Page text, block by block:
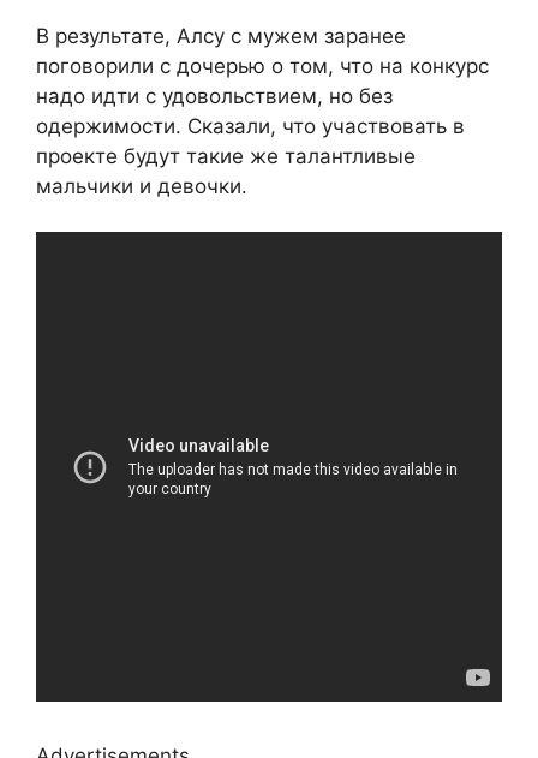
В результате, Алсу с мужем заранее
поговорили с дочерью о том, что на конкурс
надо идти с удовольствием, но без
одержимости. Сказали, что участвовать в
проекте будут такие же талантливые
мальчики и девочки.